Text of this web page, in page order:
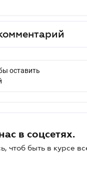
оставить
в соцсетях.
чтоб быть в курсе